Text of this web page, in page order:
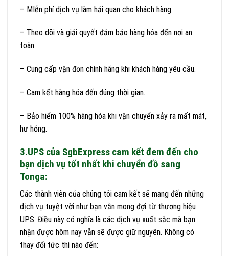
– MIễn phí dịch vụ làm hải quan cho khách hàng.
– Theo dõi và giải quyết đảm bảo hàng hóa đến nơi an
toàn.
– Cung cấp vận đơn chính hãng khi khách hàng yêu cầu.
– Cam kết hàng hóa đến đúng thời gian.
– Bảo hiểm 100% hàng hóa khi vận chuyển xảy ra mất mát,
hư hỏng.
3.UPS của SgbExpress cam kết đem đến cho
bạn dịch vụ tốt nhất khi chuyển đồ sang
Tonga:
Các thành viên của chúng tôi cam kết sẽ mang đến những
dịch vụ tuyệt vời như bạn vẫn mong đợi từ thương hiệu
UPS. Điều này có nghĩa là các dịch vụ xuất sắc mà bạn
nhận được hôm nay vẫn sẽ được giữ nguyên. Không có
thay đổi tức thì nào đến: